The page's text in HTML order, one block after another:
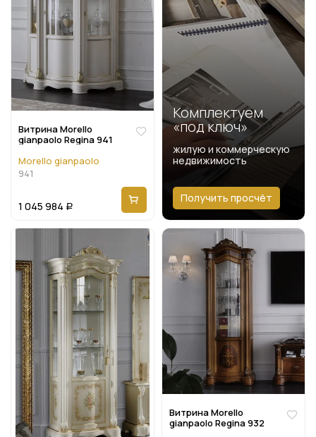
Витрина Morello
gianpaolo Regina 941
Morello gianpaolo
941
1 045 984 Р
Комплектуем
«под ключ»
жилую и коммерческую
недвижимость
Получить просчёт
Витрина Morello
gianpaolo Regina 932